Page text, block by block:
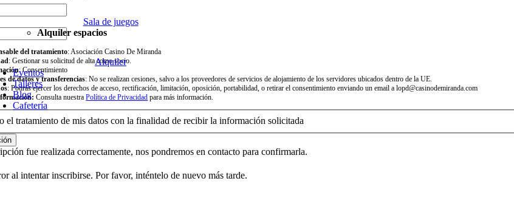
Sala de juegos
Alquiler espacios
Alquiler
Eventos
Talleres
Blog
Cafetería
del tratamiento: Asociación Casino De Miranda
: Gestionar su solicitud de alta como socio.
: Consentimiento
de datos y transferencias: No se realizan cesiones, salvo a los proveedores de servicios de alojamiento de los servidores ubicados dentro de la UE.
: Podrás ejercer los derechos de acceso, rectificación, limitación, oposición, portabilidad, o retirar el consentimiento enviando un email a lopd@casinodemiranda.com
Consulta nuestraPolítica de Privacidad para más información.
el tratamiento de mis datos con la finalidad de recibir la información solicitada
fue realizada correctamente, nos pondremos en contacto para confirmarla.
al intentar inscribirse. Por favor, inténtelo de nuevo más tarde.